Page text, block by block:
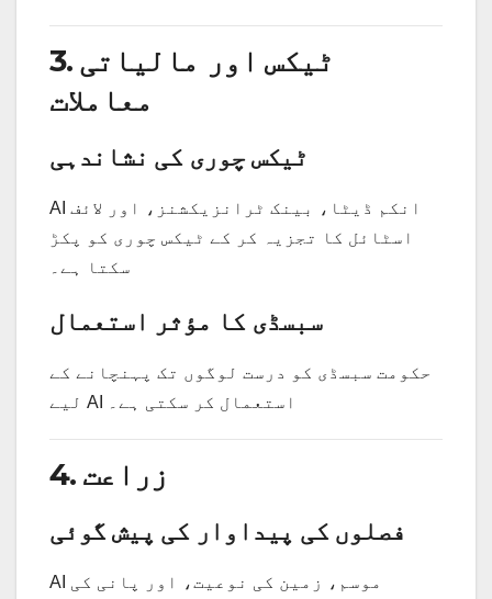
3. ٹیکس اور مالیاتی
معاملات
ٹیکس چوری کی نشاندہی
AI انکم ڈیٹا، بینک ٹرانزیکشنز، اور لائف
اسٹائل کا تجزیہ کر کے ٹیکس چوری کو پکڑ
سکتا ہے۔
سبسڈی کا مؤثر استعمال
حکومت سبسڈی کو درست لوگوں تک پہنچانے کے
لیے AI استعمال کر سکتی ہے۔
4. زراعت
فصلوں کی پیداوار کی پیش گوئی
AI موسم، زمین کی نوعیت، اور پانی کی